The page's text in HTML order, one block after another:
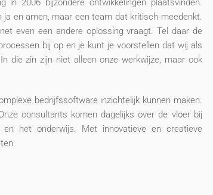
2006 bijzondere ontwikkelingen plaatsvinden.
en amen, maar een team dat kritisch meedenkt.
even een andere oplossing vraagt. Tel daar de
bij op en je kunt je voorstellen dat wij als
die zin zijn niet alleen onze werkwijze, maar ook
bedrijfssoftware inzichtelijk kunnen maken.
consultants komen dagelijks over de vloer bij
en het onderwijs. Met innovatieve en creatieve